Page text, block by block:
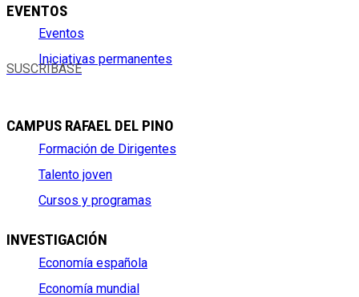
EVENTOS
Eventos
Iniciativas permanentes
SUSCRÍBASE
CAMPUS RAFAEL DEL PINO
Formación de Dirigentes
Talento joven
Cursos y programas
INVESTIGACIÓN
Economía española
Economía mundial